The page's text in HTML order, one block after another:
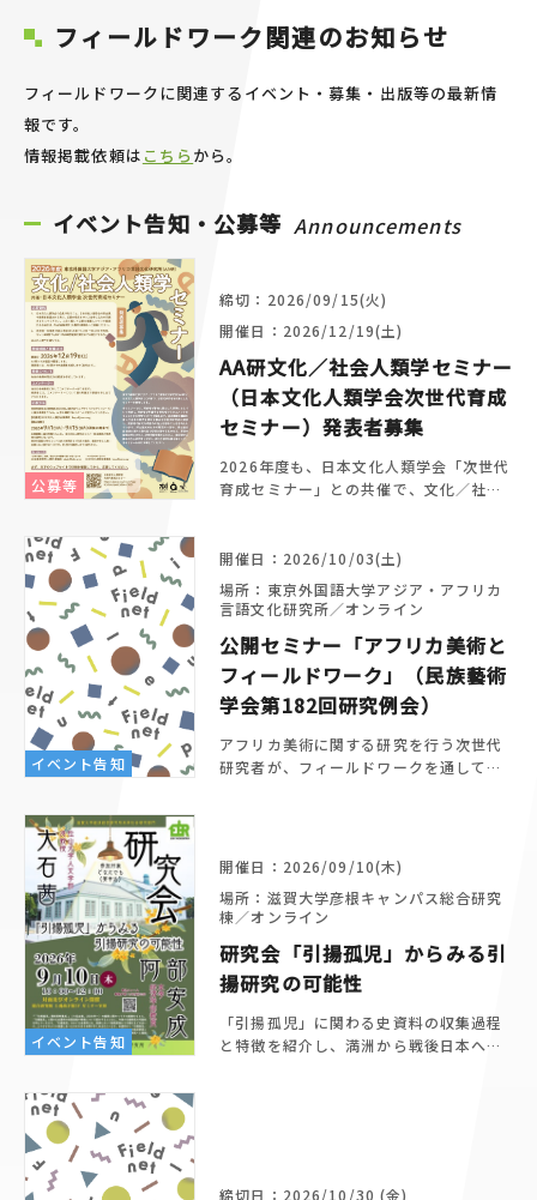
フィールドワーク関連のお知らせ
フィールドワークに関連するイベント・募集・出版等の最新情
報です。
情報掲載依頼は こちらから。
イベント告知・公募等 Announcements
公募等
締切：2026/09/15(火)
開催日：2026/12/19(土)
AA研文化／社会人類学セミナー
（日本文化人類学会次世代育成
セミナー）発表者募集
2026年度も、日本文化人類学会「次世代
育成セミナー」との共催で、文化／社会
年9月1日～15日です。
イベント告知
開催日：2026/10/03(土)
場所：東京外国語大学アジア・アフリカ
言語文化研究所／オンライン
公開セミナー「アフリカ美術と
フィールドワーク」（民族藝術
学会第182回研究例会）
アフリカ美術に関する研究を行う次世代
研究者が、フィールドワークを通して明
んをお迎えします。
イベント告知
開催日：2026/09/10(木)
場所：滋賀大学彦根キャンパス総合研究
棟／オンライン
研究会「引揚孤児」からみる引
揚研究の可能性
「引揚孤児」に関わる史資料の収集過程
と特徴を紹介し、満洲から戦後日本へ至
締切日：2026/10/30 (金)